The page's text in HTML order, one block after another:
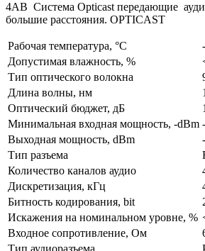
4AB Система Opticast передающие
большие расстояния. OPTICAST
Рабочая температура, °C
Допустимая влажность, %
Тип оптического волокна
Длина волны, нм
Оптический бюджет, дБ
Минимальная входная мощность, -dBm
Выходная мощность, dBm
Тип разъема
Количество каналов аудио
Дискретизация, кГц
Битность кодирования, bit
Искажения на номинальном уровне, %
Входное сопротивление, Ом